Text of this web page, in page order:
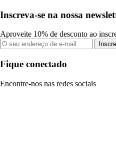
Inscreva-se na nossa
Aproveite 10% de desconto ao
Fique conectado
Encontre-nos nas redes sociais